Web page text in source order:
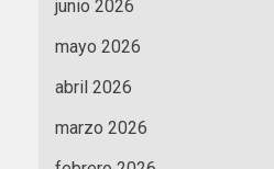
junio 2026
mayo 2026
abril 2026
marzo 2026